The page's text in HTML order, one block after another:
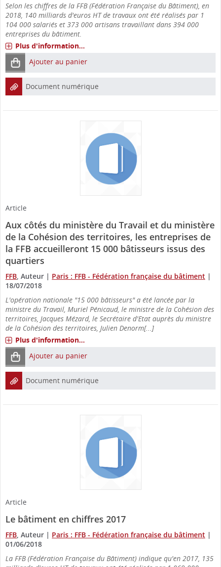
Selon les chiffres de la FFB (Fédération Française du Bâtiment), en
2018, 140 milliards d'euros HT de travaux ont été réalisés par 1
104 000 salariés et 373 000 artisans travaillant dans 394 000
entreprises du bâtiment.
Plus d'information...
Ajouter au panier
Document numérique
Article
Aux côtés du ministère du Travail et du ministère
de la Cohésion des territoires, les entreprises de
la FFB accueilleront 15 000 bâtisseurs issus des
quartiers
FFB , Auteur | Paris : FFB - Fédération française du bâtiment |
18/07/2018
L'opération nationale "15 000 bâtisseurs" a été lancée par la
ministre du Travail, Muriel Pénicaud, le ministre de la Cohésion des
territoires, Jacques Mézard, le Secrétaire d'Etat auprès du ministre
de la Cohésion des territoires, Julien Denorm[...]
Plus d'information...
Ajouter au panier
Document numérique
Article
Le bâtiment en chiffres 2017
FFB , Auteur | Paris : FFB - Fédération française du bâtiment |
01/06/2018
La FFB (Fédération Française du Bâtiment) indique qu'en 2017, 135